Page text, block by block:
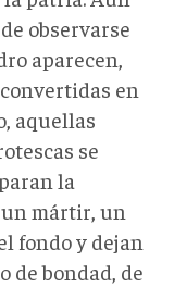
observarse
aparecen,
en
aquellas
se
la
mártir, un
fondo y dejan
de bondad, de